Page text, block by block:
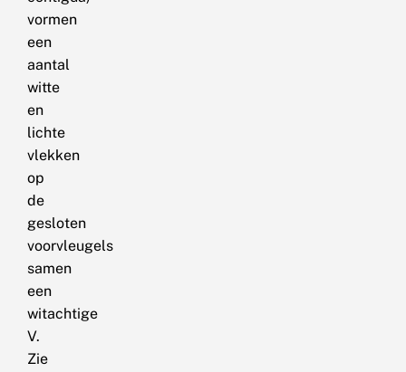
vormen
een
aantal
witte
en
lichte
vlekken
op
de
gesloten
voorvleugels
samen
een
witachtige
V.
Zie